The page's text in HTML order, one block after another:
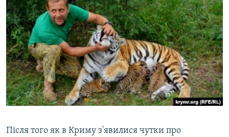
ВСЕ ЗА ДЕНЬ
СПЕЦПРОЕКТИ
ДЕПОРТАЦІЯ
ВІДЕОУРОКИ «ELIFBE»
СВІДЧЕННЯ ОКУПАЦІЇ
УКРАЇНСЬКА ПРОБЛЕМА КРИМУ
ЯК ОБІЙТИ БЛОКУВАННЯ
Русский
Qırımtatar
Після того як в Криму з'явилися чутки про